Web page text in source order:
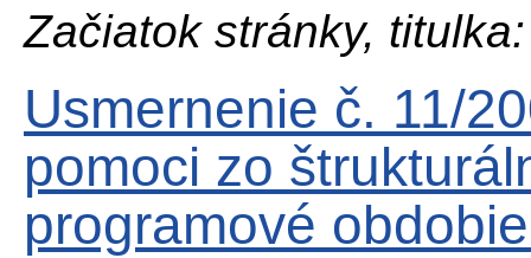
Začiatok stránky, titulka:
Usmernenie č. 11/
pomoci zo
programové